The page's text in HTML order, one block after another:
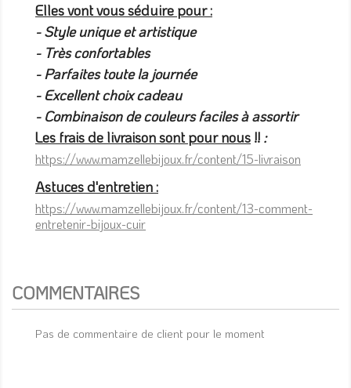
Elles vont vous séduire pour :
- Style unique et artistique
- Très confortables
- Parfaites toute la journée
- Excellent choix cadeau
- Combinaison de couleurs faciles à assortir
Les frais de livraison sont pour nous !! :
https://www.mamzellebijoux.fr/content/15-livraison
Astuces d'entretien :
https://www.mamzellebijoux.fr/content/13-comment-
entretenir-bijoux-cuir
COMMENTAIRES
Pas de commentaire de client pour le moment